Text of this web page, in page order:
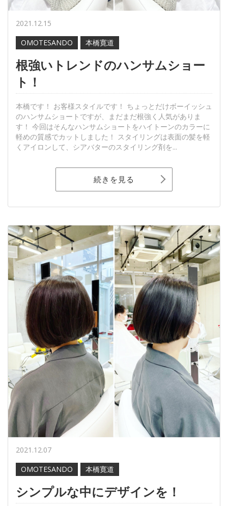
2021.12.15
OMOTESANDO
本橋寛道
根強いトレンドのハンサムショー
ト！
本橋です！ お客様スタイルです！ ちょっとだけボーイッシュ
のハンサムショートですが、まだまだ根強く人気がありま
す！ 今回はそんなハンサムショートをハイトーンのカラーに
軽めの質感でカットしました！ スタイリングは表面の髪を軽
くアイロンして、シアバターのスタイリング剤を...
続きを見る
2021.12.07
OMOTESANDO
本橋寛道
シンプルな中にデザインを！